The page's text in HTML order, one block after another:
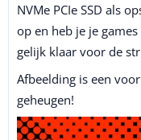
NVMe PCIe SSD als
op en heb je je
gelijk klaar voor de
Afbeelding is een
geheugen!